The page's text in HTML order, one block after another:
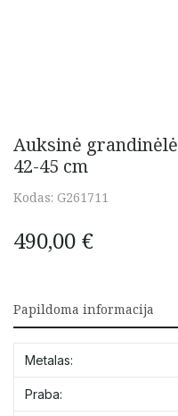
Auksinė
42-45 cm
Kodas: G261711
490,00 €
Papildoma informacija
Metalas:
Praba: